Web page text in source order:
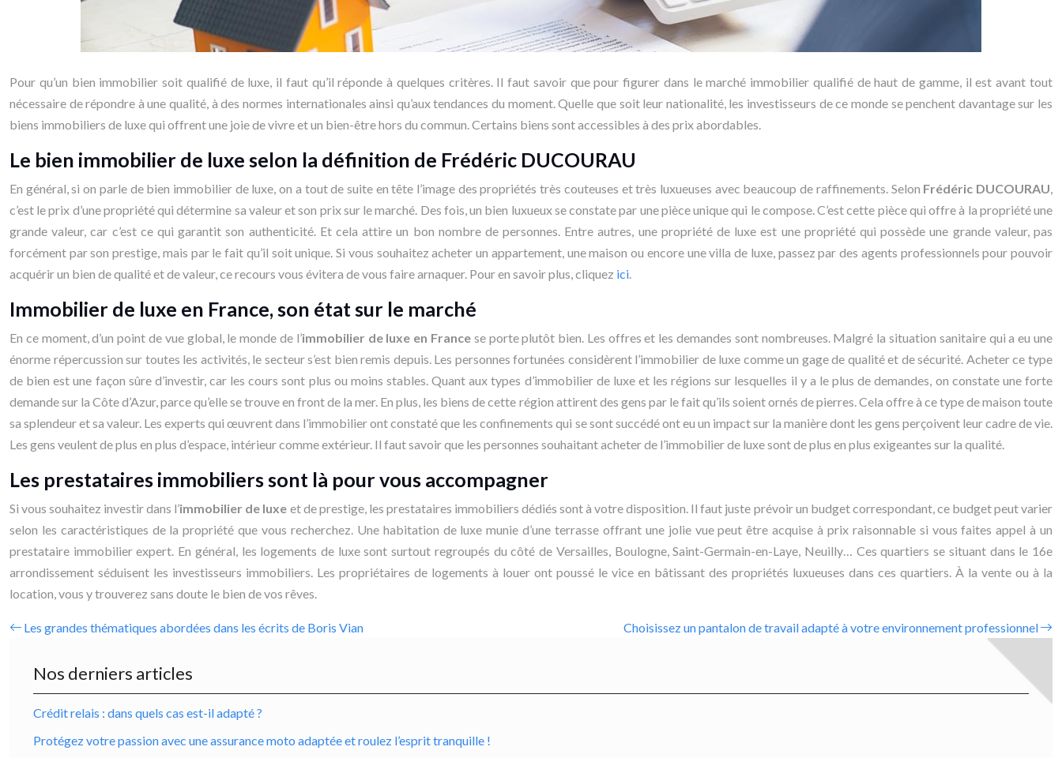
Pour qu’un bien immobilier soit qualifié de luxe, il faut qu’il réponde à quelques critères. Il faut savoir que pour figurer dans le marché immobilier qualifié de haut de gamme, il est avant tout
nécessaire de répondre à une qualité, à des normes internationales ainsi qu’aux tendances du moment. Quelle que soit leur nationalité, les investisseurs de ce monde se penchent davantage sur les
biens immobiliers de luxe qui offrent une joie de vivre et un bien-être hors du commun. Certains biens sont accessibles à des prix abordables.
Le bien immobilier de luxe selon la définition de Frédéric DUCOURAU
En général, si on parle de bien immobilier de luxe, on a tout de suite en tête l’image des propriétés très couteuses et très luxueuses avec beaucoup de raffinements. Selon Frédéric DUCOURAU,
c’est le prix d’une propriété qui détermine sa valeur et son prix sur le marché. Des fois, un bien luxueux se constate par une pièce unique qui le compose. C’est cette pièce qui offre à la propriété une
grande valeur, car c’est ce qui garantit son authenticité. Et cela attire un bon nombre de personnes. Entre autres, une propriété de luxe est une propriété qui possède une grande valeur, pas
forcément par son prestige, mais par le fait qu’il soit unique. Si vous souhaitez acheter un appartement, une maison ou encore une villa de luxe, passez par des agents professionnels pour pouvoir
acquérir un bien de qualité et de valeur, ce recours vous évitera de vous faire arnaquer. Pour en savoir plus, cliquez ici.
Immobilier de luxe en France, son état sur le marché
En ce moment, d’un point de vue global, le monde de l’immobilier de luxe en Francese porte plutôt bien. Les offres et les demandes sont nombreuses. Malgré la situation sanitaire qui a eu une
énorme répercussion sur toutes les activités, le secteur s’est bien remis depuis. Les personnes fortunées considèrent l’immobilier de luxe comme un gage de qualité et de sécurité. Acheter ce type
de bien est une façon sûre d’investir, car les cours sont plus ou moins stables. Quant aux types d’immobilier de luxe et les régions sur lesquelles il y a le plus de demandes, on constate une forte
demande sur la Côte d’Azur, parce qu’elle se trouve en front de la mer. En plus, les biens de cette région attirent des gens par le fait qu’ils soient ornés de pierres. Cela offre à ce type de maison toute
sa splendeur et sa valeur. Les experts qui œuvrent dans l’immobilier ont constaté que les confinements qui se sont succédé ont eu un impact sur la manière dont les gens perçoivent leur cadre de vie.
Les gens veulent de plus en plus d’espace, intérieur comme extérieur. Il faut savoir que les personnes souhaitant acheter de l’immobilier de luxe sont de plus en plus exigeantes sur la qualité.
Les prestataires immobiliers sont là pour vous accompagner
Si vous souhaitez investir dans l’immobilier de luxe et de prestige, les prestataires immobiliers dédiés sont à votre disposition. Il faut juste prévoir un budget correspondant, ce budget peut varier
selon les caractéristiques de la propriété que vous recherchez. Une habitation de luxe munie d’une terrasse offrant une jolie vue peut être acquise à prix raisonnable si vous faites appel à un
prestataire immobilier expert. En général, les logements de luxe sont surtout regroupés du côté de Versailles, Boulogne, Saint-Germain-en-Laye, Neuilly… Ces quartiers se situant dans le 16e
arrondissement séduisent les investisseurs immobiliers. Les propriétaires de logements à louer ont poussé le vice en bâtissant des propriétés luxueuses dans ces quartiers. À la vente ou à la
location, vous y trouverez sans doute le bien de vos rêves.
Les grandes thématiques abordées dans les écrits de Boris Vian Choisissez un pantalon de travail adapté à votre environnement professionnel
Nos derniers articles
Crédit relais : dans quels cas est-il adapté ?
Protégez votre passion avec une assurance moto adaptée et roulez l’esprit tranquille !